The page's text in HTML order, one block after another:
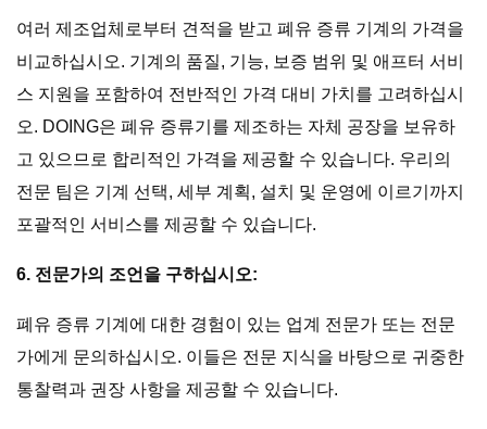
여러 제조업체로부터 견적을 받고 폐유 증류 기계의 가격을
비교하십시오. 기계의 품질, 기능, 보증 범위 및 애프터 서비
스 지원을 포함하여 전반적인 가격 대비 가치를 고려하십시
오. DOING은 폐유 증류기를 제조하는 자체 공장을 보유하
고 있으므로 합리적인 가격을 제공할 수 있습니다. 우리의
전문 팀은 기계 선택, 세부 계획, 설치 및 운영에 이르기까지
포괄적인 서비스를 제공할 수 있습니다.
6. 전문가의 조언을 구하십시오:
폐유 증류 기계에 대한 경험이 있는 업계 전문가 또는 전문
가에게 문의하십시오. 이들은 전문 지식을 바탕으로 귀중한
통찰력과 권장 사항을 제공할 수 있습니다.